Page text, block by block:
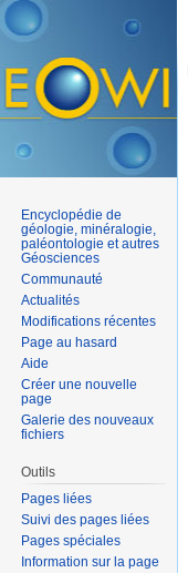
Encyclopédie de
géologie, minéralogie,
paléontologie et autres
Géosciences
Communauté
Actualités
Modifications récentes
Page au hasard
Aide
Créer une nouvelle
page
Galerie des nouveaux
fichiers
Outils
Pages liées
Suivi des pages liées
Pages spéciales
Information sur la page